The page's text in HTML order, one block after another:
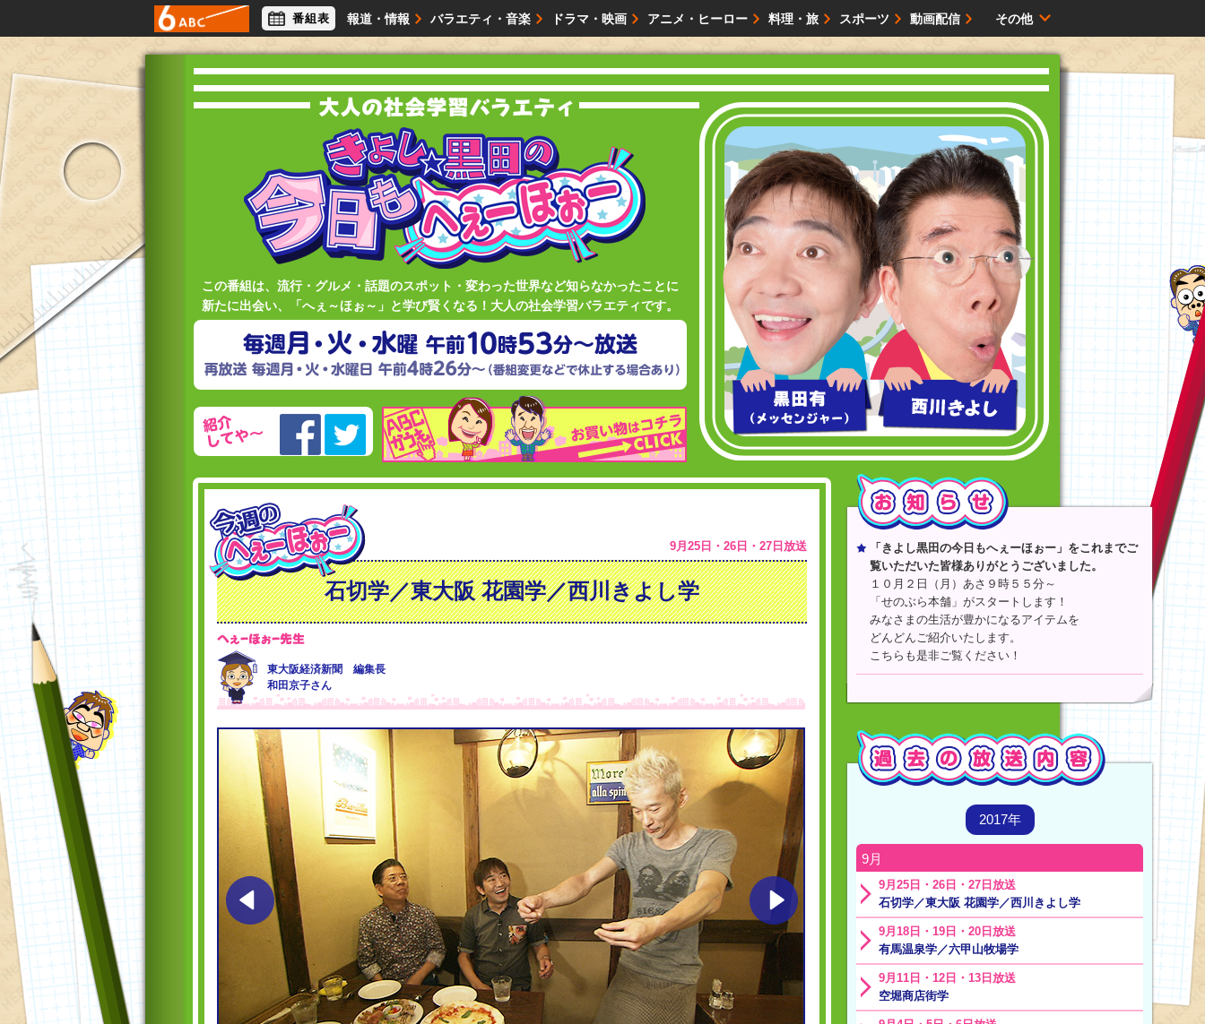
報道・情報 バラエティ・音楽 ドラマ・映画 アニメ・ヒーロー 料理・旅 スポーツ 動画配信
アナウンサー ライフスタイル 映画・試写会 イベント 会社情報 サイトマップ
番組表 その他
この番組は、流行・グルメ・話題のスポット・変わった世界など知らなかったことに
新たに出会い、「へぇ～ほぉ～」と学び賢くなる！大人の社会学習バラエティです。
9月25日・26日・27日放送
石切学／東大阪 花園学／西川きよし学
東大阪経済新聞 編集長
和田京子さん
「きよし黒田の今日もへぇーほぉー」をこれまでご
覧いただいた皆様ありがとうございました。
１０月２日（月）あさ９時５５分～
「せのぶら本舗」がスタートします！
みなさまの生活が豊かになるアイテムを
どんどんご紹介いたします。
こちらも是非ご覧ください！
2017年
9月
9月25日・26日・27日放送
石切学／東大阪 花園学／西川きよし学
9月18日・19日・20日放送
有馬温泉学／六甲山牧場学
9月11日・12日・13日放送
空堀商店街学